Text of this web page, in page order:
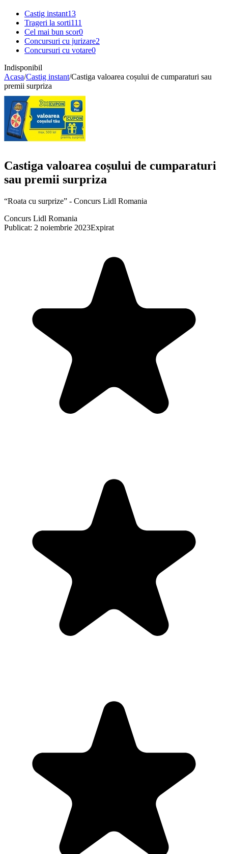
Castig instant13
Trageri la sorti111
Cel mai bun scor0
Concursuri cu jurizare2
Concursuri cu votare0
Indisponibil
Acasa/Castig instant/Castiga valoarea coșului de cumparaturi sau
premii surpriza
Castiga valoarea coșului de cumparaturi
sau premii surpriza
“Roata cu surprize” - Concurs Lidl Romania
Concurs Lidl Romania
Publicat: 2 noiembrie 2023Expirat